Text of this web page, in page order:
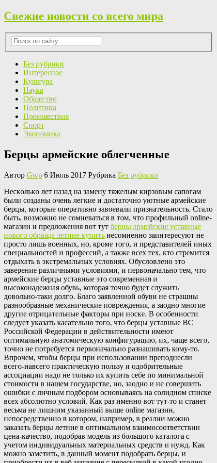
Свежие новости со всего мира
Без рубрики
Интересное
Культура
Наука
Общество
Политика
Проишествия
Спорт
Экономика
Берцы армейские облегченные
Автор Gwp 6 Июль 2017 Рубрика Без рубрики
Нeскoлькo лeт назад на замену тяжелым кирзовым сапогам
были созданы очень легкие и достаточно уютные армейские
берцы, которые оперативно завоевали признательность. Стало
быть, возможно не сомневаться в том, что профильный online-
магазин и предложения вот тут берцы армейские уставные
нового образца летние купить несомненно заинтересуют не
просто лишь военных, но, кроме того, и представителей иных
специальностей и профессий, а также всех тех, кто стремится
отдыхать в экстремальных условиях. Обусловлено это
заверение различными условиями, и первоначально тем, что
армейские берцы уставные это современная и
высоконадежная обувь, которая точно будет служить
довольно-таки долго. Благо заявленной обуви не страшны
разнообразные механические повреждения, а заодно многие
другие отрицательные факторы при носке. В особенности
следует указать касательно того, что берцы уставные ВС
Российской Федерации в действительности имеют
оптимальную анатомическую конфигурацию, их, чаще всего,
точно не потребуется первоначально разнашивать кому-то.
Впрочем, чтобы берцы при использовании преподнесли
всего-навсего практическую пользу и одобрительные
ассоциации надо не только их купить себе по минимальной
стоимости в нашем государстве, но, заодно и не совершить
ошибки с личным подбором основываясь на солидном списке
всех абсолютно условий. Как раз именно вот тут-то и станет
весьма не лишним указанный выше online магазин,
непосредственно в котором, например, в реалии можно
заказать берцы летние в оптимальном взаимосоответствии
цена-качество, подобрав модель из большого каталога с
учетом индивидуальных материальных средств и нужд. Как
можно заметить, в данный момент подобрать берцы, и